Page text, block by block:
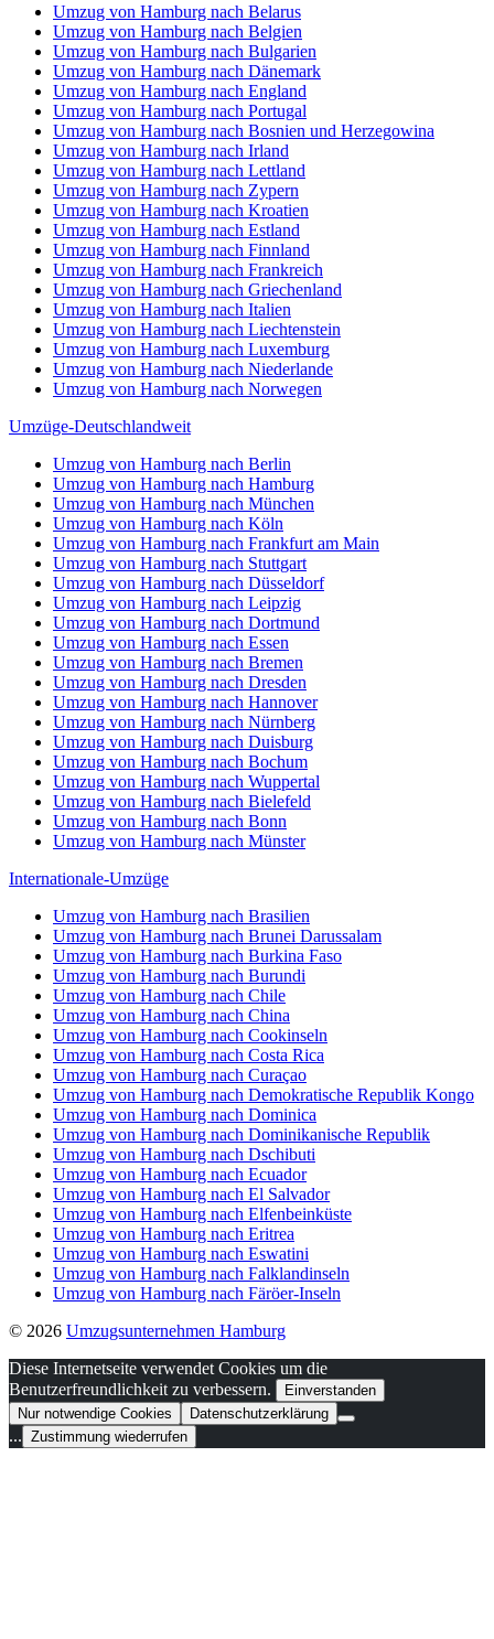
Umzug von Hamburg nach Belarus
Umzug von Hamburg nach Belgien
Umzug von Hamburg nach Bulgarien
Umzug von Hamburg nach Dänemark
Umzug von Hamburg nach England
Umzug von Hamburg nach Portugal
Umzug von Hamburg nach Bosnien und Herzegowina
Umzug von Hamburg nach Irland
Umzug von Hamburg nach Lettland
Umzug von Hamburg nach Zypern
Umzug von Hamburg nach Kroatien
Umzug von Hamburg nach Estland
Umzug von Hamburg nach Finnland
Umzug von Hamburg nach Frankreich
Umzug von Hamburg nach Griechenland
Umzug von Hamburg nach Italien
Umzug von Hamburg nach Liechtenstein
Umzug von Hamburg nach Luxemburg
Umzug von Hamburg nach Niederlande
Umzug von Hamburg nach Norwegen
Umzüge-Deutschlandweit
Umzug von Hamburg nach Berlin
Umzug von Hamburg nach Hamburg
Umzug von Hamburg nach München
Umzug von Hamburg nach Köln
Umzug von Hamburg nach Frankfurt am Main
Umzug von Hamburg nach Stuttgart
Umzug von Hamburg nach Düsseldorf
Umzug von Hamburg nach Leipzig
Umzug von Hamburg nach Dortmund
Umzug von Hamburg nach Essen
Umzug von Hamburg nach Bremen
Umzug von Hamburg nach Dresden
Umzug von Hamburg nach Hannover
Umzug von Hamburg nach Nürnberg
Umzug von Hamburg nach Duisburg
Umzug von Hamburg nach Bochum
Umzug von Hamburg nach Wuppertal
Umzug von Hamburg nach Bielefeld
Umzug von Hamburg nach Bonn
Umzug von Hamburg nach Münster
Internationale-Umzüge
Umzug von Hamburg nach Brasilien
Umzug von Hamburg nach Brunei Darussalam
Umzug von Hamburg nach Burkina Faso
Umzug von Hamburg nach Burundi
Umzug von Hamburg nach Chile
Umzug von Hamburg nach China
Umzug von Hamburg nach Cookinseln
Umzug von Hamburg nach Costa Rica
Umzug von Hamburg nach Curaçao
Umzug von Hamburg nach Demokratische Republik Kongo
Umzug von Hamburg nach Dominica
Umzug von Hamburg nach Dominikanische Republik
Umzug von Hamburg nach Dschibuti
Umzug von Hamburg nach Ecuador
Umzug von Hamburg nach El Salvador
Umzug von Hamburg nach Elfenbeinküste
Umzug von Hamburg nach Eritrea
Umzug von Hamburg nach Eswatini
Umzug von Hamburg nach Falklandinseln
Umzug von Hamburg nach Färöer-Inseln
© 2026 Umzugsunternehmen Hamburg
Diese Internetseite verwendet Cookies um die
Benutzerfreundlichkeit zu verbessern.
Einverstanden
Nur notwendige Cookies
Datenschutzerklärung
... Zustimmung wiederrufen